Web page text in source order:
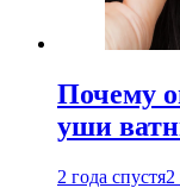
Почему
уши
2 года спустя2